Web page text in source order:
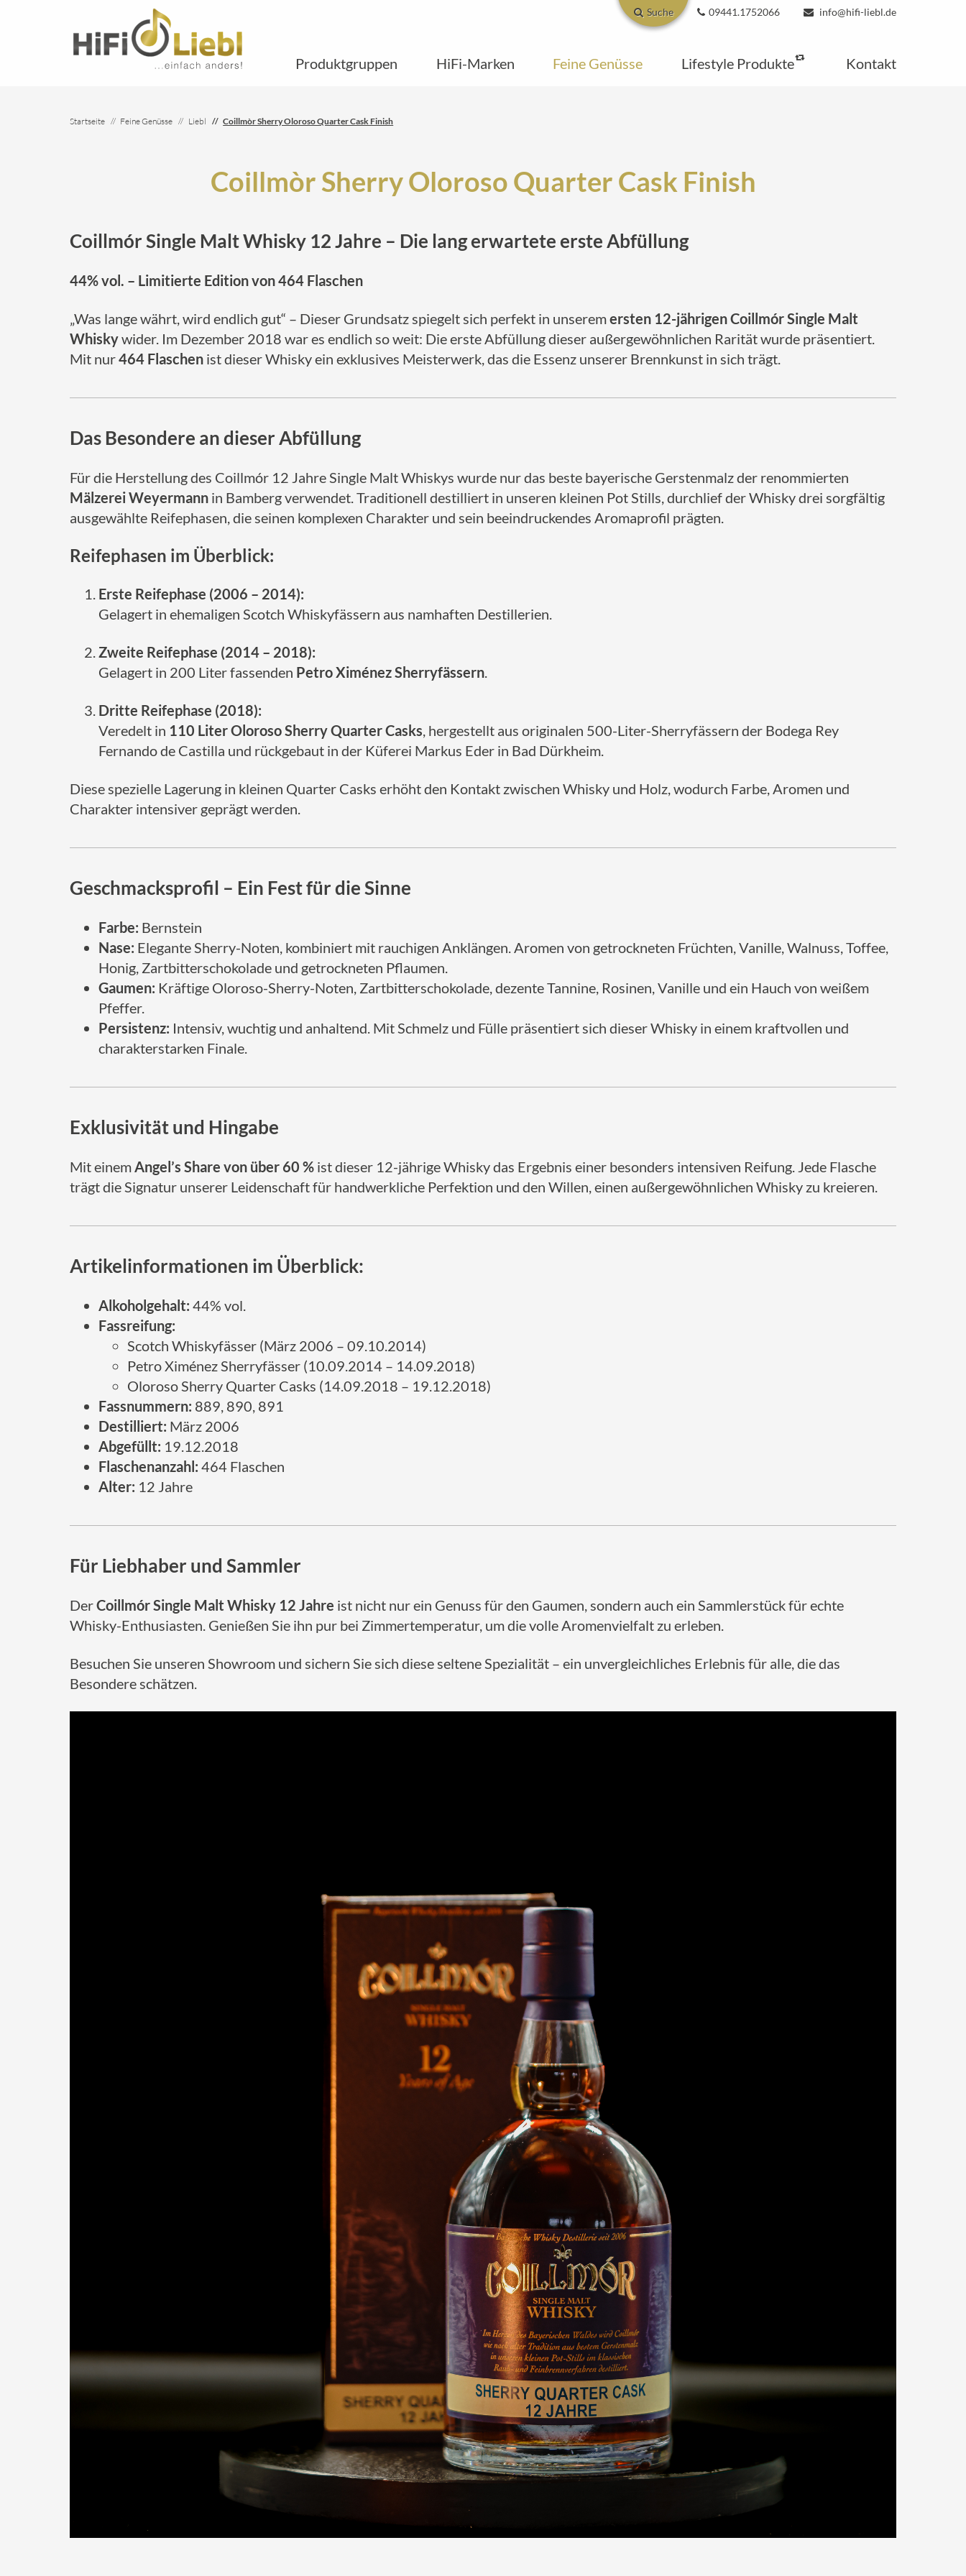
Suche 09441.1752066 info@hifi-liebl.de
Produktgruppen HiFi-Marken Feine Genüsse Lifestyle Produkte Kontakt
Startseite Feine Genüsse Liebl Coillmòr Sherry Oloroso Quarter Cask Finish
Coillmòr Sherry Oloroso Quarter Cask Finish
Coillmór Single Malt Whisky 12 Jahre – Die lang erwartete erste Abfüllung
44% vol. – Limitierte Edition von 464 Flaschen
„Was lange währt, wird endlich gut“ – Dieser Grundsatz spiegelt sich perfekt in unseremersten 12-jährigen Coillmór Single Malt
Whiskywider. Im Dezember 2018 war es endlich so weit: Die erste Abfüllung dieser außergewöhnlichen Rarität wurde präsentiert.
Mit nur464 Flaschen ist dieser Whisky ein exklusives Meisterwerk, das die Essenz unserer Brennkunst in sich trägt.
Das Besondere an dieser Abfüllung
Für die Herstellung des Coillmór 12 Jahre Single Malt Whiskys wurde nur das beste bayerische Gerstenmalz der renommierten
Mälzerei Weyermann in Bamberg verwendet. Traditionell destilliert in unseren kleinen Pot Stills, durchlief der Whisky drei sorgfältig
ausgewählte Reifephasen, die seinen komplexen Charakter und sein beeindruckendes Aromaprofil prägten.
Reifephasen im Überblick:
Erste Reifephase (2006 – 2014):
Gelagert in ehemaligen Scotch Whiskyfässern aus namhaften Destillerien.
Zweite Reifephase (2014 – 2018):
Gelagert in 200 Liter fassenden Petro Ximénez Sherryfässern.
Dritte Reifephase (2018):
Veredelt in 110 Liter Oloroso Sherry Quarter Casks, hergestellt aus originalen 500-Liter-Sherryfässern der Bodega Rey
Fernando de Castilla und rückgebaut in der Küferei Markus Eder in Bad Dürkheim.
Diese spezielle Lagerung in kleinen Quarter Casks erhöht den Kontakt zwischen Whisky und Holz, wodurch Farbe, Aromen und
Charakter intensiver geprägt werden.
Geschmacksprofil – Ein Fest für die Sinne
Farbe: Bernstein
Nase: Elegante Sherry-Noten, kombiniert mit rauchigen Anklängen. Aromen von getrockneten Früchten, Vanille, Walnuss, Toffee,
Honig, Zartbitterschokolade und getrockneten Pflaumen.
Gaumen: Kräftige Oloroso-Sherry-Noten, Zartbitterschokolade, dezente Tannine, Rosinen, Vanille und ein Hauch von weißem
Pfeffer.
Persistenz: Intensiv, wuchtig und anhaltend. Mit Schmelz und Fülle präsentiert sich dieser Whisky in einem kraftvollen und
charakterstarken Finale.
Exklusivität und Hingabe
Mit einemAngel’s Share von über 60 % ist dieser 12-jährige Whisky das Ergebnis einer besonders intensiven Reifung. Jede Flasche
trägt die Signatur unserer Leidenschaft für handwerkliche Perfektion und den Willen, einen außergewöhnlichen Whisky zu kreieren.
Artikelinformationen im Überblick:
Alkoholgehalt: 44% vol.
Fassreifung:
Scotch Whiskyfässer (März 2006 – 09.10.2014)
Petro Ximénez Sherryfässer (10.09.2014 – 14.09.2018)
Oloroso Sherry Quarter Casks (14.09.2018 – 19.12.2018)
Fassnummern: 889, 890, 891
Destilliert: März 2006
Abgefüllt: 19.12.2018
Flaschenanzahl: 464 Flaschen
Alter: 12 Jahre
Für Liebhaber und Sammler
DerCoillmór Single Malt Whisky 12 Jahre ist nicht nur ein Genuss für den Gaumen, sondern auch ein Sammlerstück für echte
Whisky-Enthusiasten. Genießen Sie ihn pur bei Zimmertemperatur, um die volle Aromenvielfalt zu erleben.
Besuchen Sie unseren Showroom und sichern Sie sich diese seltene Spezialität – ein unvergleichliches Erlebnis für alle, die das
Besondere schätzen.